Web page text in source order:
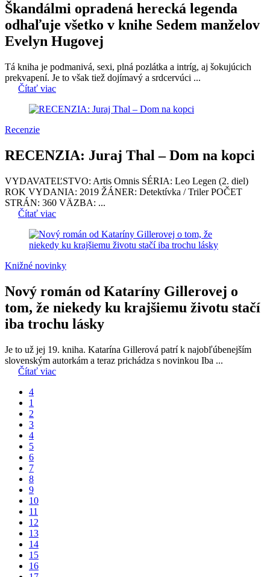
Škandálmi opradená herecká legenda
odhaľuje všetko v knihe Sedem manželov
Evelyn Hugovej
Tá kniha je podmanivá, sexi, plná pozlátka a intríg, aj šokujúcich
prekvapení. Je to však tiež dojímavý a srdcervúci ...
Čítať viac
Recenzie
RECENZIA: Juraj Thal – Dom na kopci
VYDAVATEĽSTVO: Artis Omnis SÉRIA: Leo Legen (2. diel)
ROK VYDANIA: 2019 ŽÁNER: Detektívka / Triler POČET
STRÁN: 360 VÄZBA: ...
Čítať viac
Knižné novinky
Nový román od Kataríny Gillerovej o
tom, že niekedy ku krajšiemu životu stačí
iba trochu lásky
Je to už jej 19. kniha. Katarína Gillerová patrí k najobľúbenejším
slovenským autorkám a teraz prichádza s novinkou Iba ...
Čítať viac
4
1
2
3
4
5
6
7
8
9
10
11
12
13
14
15
16